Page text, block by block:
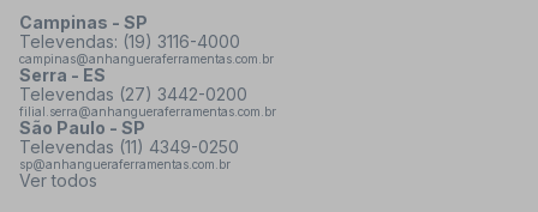
Campinas - SP
Televendas: (19) 3116-4000
campinas@anhangueraferramentas.com.br
Serra - ES
Televendas (27) 3442-0200
filial.serra@anhangueraferramentas.com.br
São Paulo - SP
Televendas (11) 4349-0250
sp@anhangueraferramentas.com.br
Ver todos